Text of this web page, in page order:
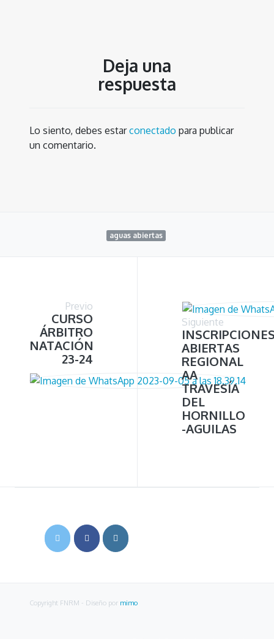
Deja una
respuesta
Lo siento, debes estarconectado para publicar
un comentario.
aguas abiertas
Previo
CURSO
ÁRBITRO
NATACIÓN
23-24
Siguiente
ABIERTAS
REGIONAL
AA
TRAVESÍA
DEL
HORNILLO
-AGUILAS
Copyright FNRM - Diseño por mimo